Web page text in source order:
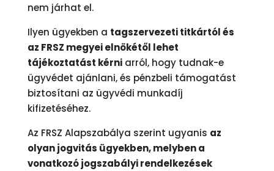
nem járhat el.
Ilyen ügyekben a tagszervezeti titkártól és
az FRSZ megyei elnökétől lehet
tájékoztatást kérniarról, hogy tudnak-e
ügyvédet ajánlani, és pénzbeli támogatást
biztosítani az ügyvédi munkadíj
kifizetéséhez.
Az FRSZ Alapszabálya szerint ugyanis az
olyan jogvitás ügyekben, melyben a
vonatkozó jogszabályi rendelkezések